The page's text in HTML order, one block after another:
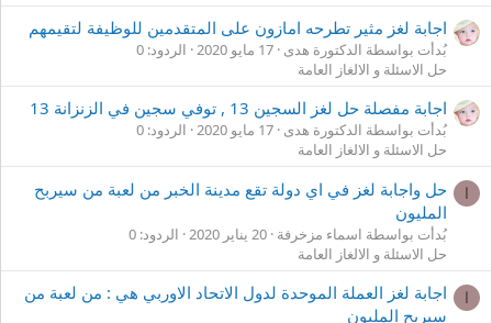
اجابة لغز مثير تطرحه امازون على المتقدمين للوظيفة لتقيمهم
بُدأت بواسطة الدكتورة هدى 17 مايو 2020
الردود: 0
حل الاسئلة و الالغاز العامة
اجابة مفصلة حل لغز السجين 13 , توفي سجين في الزنزانة 13
بُدأت بواسطة الدكتورة هدى 17 مايو 2020
الردود: 0
حل الاسئلة و الالغاز العامة
ا
حل واجابة لغز في اي دولة تقع مدينة الخبر من لعبة من سيربح
المليون
بُدأت بواسطة اسماء مزخرفة 20 يناير 2020
الردود: 0
حل الاسئلة و الالغاز العامة
ا
اجابة لغز العملة الموحدة لدول الاتحاد الاوربي هي : من لعبة من
سيربح المليون